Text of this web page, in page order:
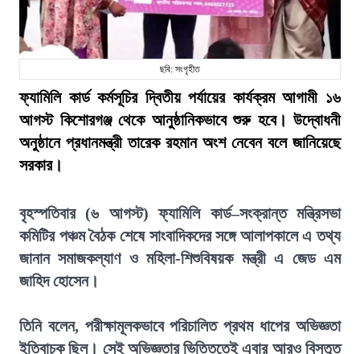
ছবি: সংগৃহীত
ফ্যামিলি কার্ড কর্মসূচির দ্বিতীয় পর্যায়ের কার্যক্রম আগামী ১৬
আগস্ট কিশোরগঞ্জ থেকে আনুষ্ঠানিকভাবে শুরু হবে। উদ্বোধনী
অনুষ্ঠানে প্রধানমন্ত্রী তারেক রহমান অংশ নেবেন বলে জানিয়েছে
সরকার।
বৃহস্পতিবার (৬ আগস্ট) ফ্যামিলি কার্ড–সংক্রান্ত মন্ত্রিসভা
কমিটির পঞ্চম বৈঠক শেষে সাংবাদিকদের সঙ্গে আলাপকালে এ তথ্য
জানান সমাজকল্যাণ ও মহিলা-শিশুবিষয়ক মন্ত্রী এ জেড এম
জাহিদ হোসেন।
তিনি বলেন, পরীক্ষামূলকভাবে পরিচালিত প্রথম ধাপের অভিজ্ঞতা
ইতিবাচক ছিল। সেই অভিজ্ঞতার ভিত্তিতেই এবার আরও বিস্তৃত